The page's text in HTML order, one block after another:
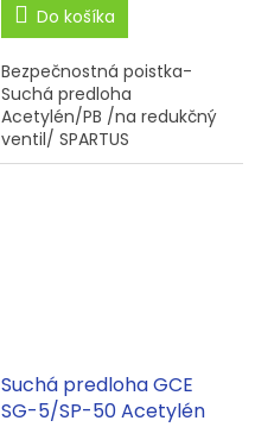
Do košíka
Bezpečnostná poistka-
Suchá predloha
Acetylén/PB /na redukčný
ventil/ SPARTUS
Suchá predloha GCE
SG-5/SP-50 Acetylén